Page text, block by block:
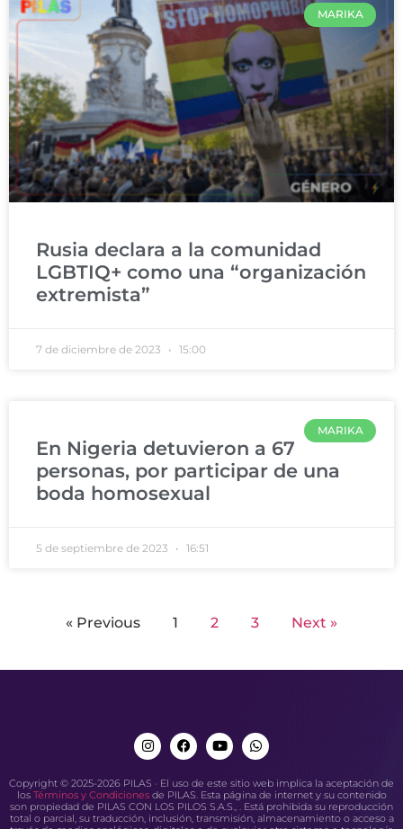
MARIKA
Rusia declara a la comunidad
LGBTIQ+ como una “organización
extremista”
7 de diciembre de 2023 15:00
MARIKA
En Nigeria detuvieron a 67
personas, por participar de una
boda homosexual
5 de septiembre de 2023 16:51
« Previous 1 2 3 Next »
Copyright © 2025-2026 PILAS · El uso de este sitio web implica la aceptación de
los Términos y Condicionesde PILAS. Esta página de internet y su contenido
son propiedad de PILAS CON LOS PILOS S.A.S., . Está prohibida su reproducción
total o parcial, su traducción, inclusión, transmisión, almacenamiento o acceso a